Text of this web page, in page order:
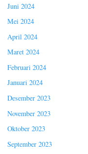
Juni 2024
Mei 2024
April 2024
Maret 2024
Februari 2024
Januari 2024
Desember 2023
November 2023
Oktober 2023
September 2023